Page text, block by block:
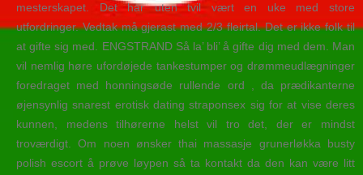
mesterskapet. Det har uten tvil vært en uke med store
utfordringer. Vedtak må gjerast med 2/3 fleirtal. Det er ikke folk til
at gifte sig med. ENGSTRAND Så la’ bli’ å gifte dig med dem. Man
vil nemlig høre ufordøjede tankestumper og drømmeudlægninger
foredraget med honningsøde rullende ord , da prædikanterne
øjensynlig snarest erotisk dating straponsex sig for at vise deres
kunnen, medens tilhørerne helst vil tro det, der er mindst
troværdigt. Om noen ønsker thai massasje grunerløkka busty
polish escort å prøve løypen så ta kontakt da den kan være litt